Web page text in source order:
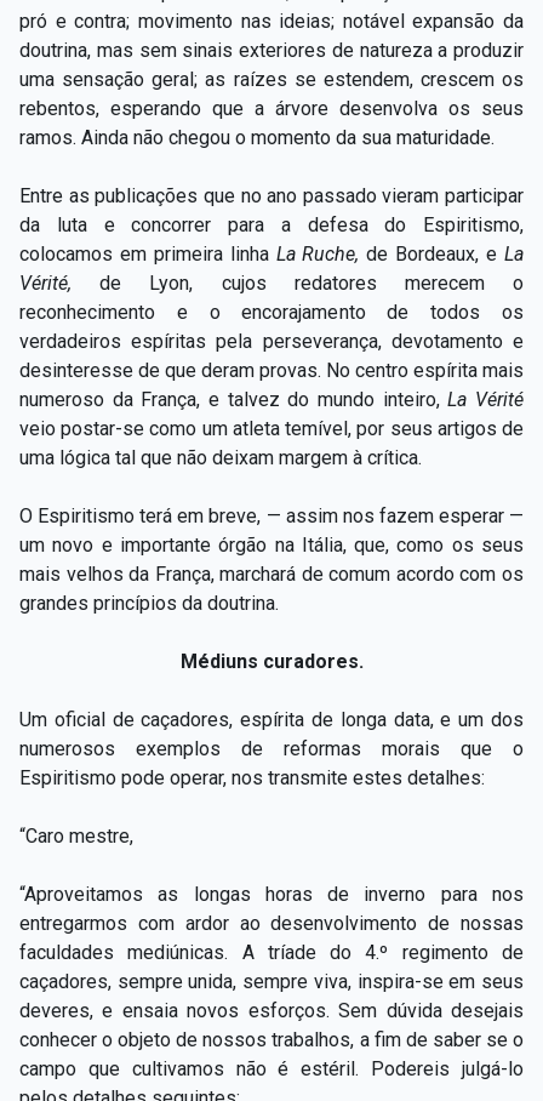
pró e contra; movimento nas ideias; notável expansão da
doutrina, mas sem sinais exteriores de natureza a produzir
uma sensação geral; as raízes se estendem, crescem os
rebentos, esperando que a árvore desenvolva os seus
ramos. Ainda não chegou o momento da sua maturidade.
Entre as publicações que no ano passado vieram participar
da luta e concorrer para a defesa do Espiritismo,
colocamos em primeira linha La Ruche,de Bordeaux, eLa
Vérité,de Lyon, cujos redatores merecem o
reconhecimento e o encorajamento de todos os
verdadeiros espíritas pela perseverança, devotamento e
desinteresse de que deram provas. No centro espírita mais
numeroso da França, e talvez do mundo inteiro,La Vérité
veio postar-se como um atleta temível, por seus artigos de
uma lógica tal que não deixam margem à crítica.
O Espiritismo terá em breve, — assim nos fazem esperar —
um novo e importante órgão na Itália, que, como os seus
mais velhos da França, marchará de comum acordo com os
grandes princípios da doutrina.
Médiuns curadores.
Um oficial de caçadores, espírita de longa data, e um dos
numerosos exemplos de reformas morais que o
Espiritismo pode operar, nos transmite estes detalhes:
“Caro mestre,
“Aproveitamos as longas horas de inverno para nos
entregarmos com ardor ao desenvolvimento de nossas
faculdades mediúnicas. A tríade do 4.º regimento de
caçadores, sempre unida, sempre viva, inspira-se em seus
deveres, e ensaia novos esforços. Sem dúvida desejais
conhecer o objeto de nossos trabalhos, a fim de saber se o
campo que cultivamos não é estéril. Podereis julgá-lo